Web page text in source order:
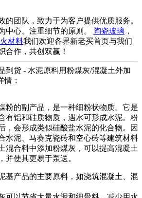
的团队，致力于为客户提供优质服务。
中心、注重细节的原则。
陶瓷玻璃 ，
材料我们欢迎各界新老买首页与我们
合作，共创双赢！
到货 - 水泥原料用粉煤灰/混凝土外加
情：
粉的副产品，是一种细粉状物质。它是
有铝和硅质物质，遇水可形成水泥。粉
，会形成类似硅酸盐水泥的化合物。因
水泥、马赛克瓷砖和空心砖等建筑材料
混合料中添加粉煤灰，可以提高混凝土
并使其更易于泵送。
基产品的主要原料，如浇筑混凝土、混